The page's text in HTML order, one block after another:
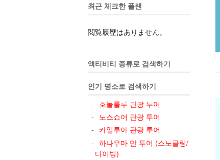
최근 체크한 플랜
閲覧履歴はありません。
액티비티 종류로 검색하기
인기 명소로 검색하기
호놀룰루 관광 투어
노스쇼어 관광 투어
카일루아 관광 투어
하나우마 만 투어 (스노클링/
다이빙)